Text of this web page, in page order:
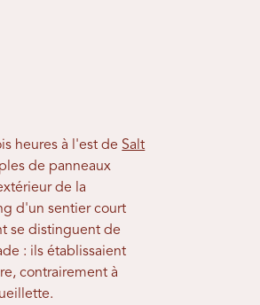
heures à l'est de Salt
de panneaux
de la
d'un sentier court
se distinguent de
: ils établissaient
contrairement à